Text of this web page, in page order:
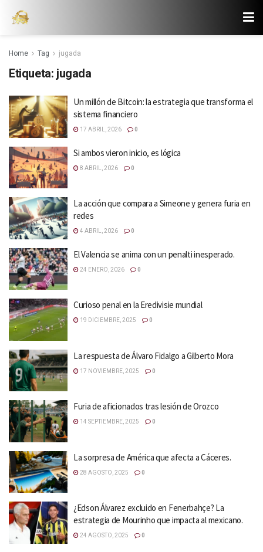
Home Tag jugada
Etiqueta: jugada
Un millón de Bitcoin: la estrategia que transforma el
sistema financiero
17 ABRIL, 2026 0
Si ambos vieron inicio, es lógica
8 ABRIL, 2026 0
La acción que compara a Simeone y genera furia en
redes
4 ABRIL, 2026 0
El Valencia se anima con un penalti inesperado.
24 ENERO, 2026 0
Curioso penal en la Eredivisie mundial
19 DICIEMBRE, 2025 0
La respuesta de Álvaro Fidalgo a Gilberto Mora
17 NOVIEMBRE, 2025 0
Furia de aficionados tras lesión de Orozco
14 SEPTIEMBRE, 2025 0
La sorpresa de América que afecta a Cáceres.
28 AGOSTO, 2025 0
¿Edson Álvarez excluido en Fenerbahçe? La
estrategia de Mourinho que impacta al mexicano.
24 AGOSTO, 2025 0